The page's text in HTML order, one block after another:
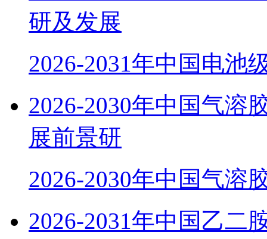
研及发展
2026-2031年中国电池
2026-2030年中国气溶
展前景研
2026-2030年中国气溶
2026-2031年中国乙二